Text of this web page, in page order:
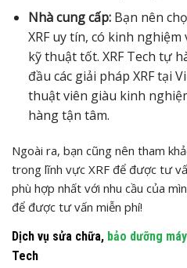
Nhà cung cấp:Bạn nên
XRF uy tín, có kinh
kỹ thuật tốt. XRF Tech tự
đầu các giải pháp XRF tại
thuật viên giàu kinh
hàng tận tâm.
Ngoài ra, bạn cũng nên tham
trong lĩnh vực XRF để được tư
phù hợp nhất với nhu cầu của
để được tư vấn miễn phí!
Dịch vụ sửa chữa, bảo dưỡng
Tech